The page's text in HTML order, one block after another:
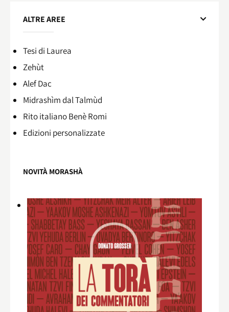
ALTRE AREE
Tesi di Laurea
Zehùt
Alef Dac
Midrashìm dal Talmùd
Rito italiano Benè Romi​
Edizioni personalizzate
NOVITÀ MORASHÀ